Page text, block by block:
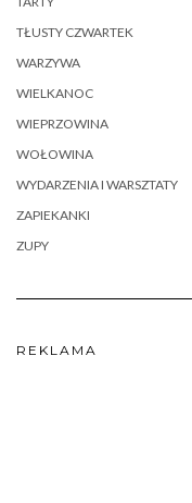
TŁUSTY CZWARTEK
WARZYWA
WIELKANOC
WIEPRZOWINA
WOŁOWINA
WYDARZENIA I WARSZTATY
ZAPIEKANKI
ZUPY
REKLAMA